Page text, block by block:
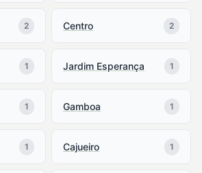
2 Centro 2
1 Jardim Esperança 1
1 Gamboa 1
1 Cajueiro 1